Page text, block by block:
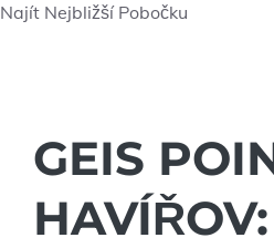
Najít Nejbližší Pobočku
GEIS